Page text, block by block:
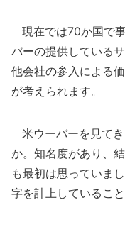
現在では70か国で
バーの提供している
他会社の参入による
が考えられます。
米ウーバーを見て
か。知名度があり、
も最初は思っていま
字を計上しているこ